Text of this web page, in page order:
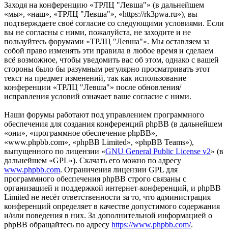
Заходя на конференцию «ТРЛЦ "Левша"» (в дальнейшем
«мы», «наш», «ТРЛЦ "Левша"», «https://rk3pwa.ru»), вы
подтверждаете своё согласие со следующими условиями. Если
вы не согласны с ними, пожалуйста, не заходите и не
пользуйтесь форумами «ТРЛЦ "Левша"». Мы оставляем за
собой право изменять эти правила в любое время и сделаем
всё возможное, чтобы уведомить вас об этом, однако с вашей
стороны было бы разумным регулярно просматривать этот
текст на предмет изменений, так как использование
конференции «ТРЛЦ "Левша"» после обновления/
исправления условий означает ваше согласие с ними.
Наши форумы работают под управлением программного
обеспечения для создания конференций phpBB (в дальнейшем
«они», «программное обеспечение phpBB»,
«www.phpbb.com», «phpBB Limited», «phpBB Teams»),
выпущенного по лицензии «GNU General Public License v2» (в
дальнейшем «GPL»). Скачать его можно по адресу
www.phpbb.com. Ограничения лицензии GPL для
программного обеспечения phpBB строго связаны с
организацией и поддержкой интернет-конференций, и phpBB
Limited не несёт ответственности за то, что администрация
конференций определяет в качестве допустимого содержания
и/или поведения в них. За дополнительной информацией о
phpBB обращайтесь по адресу https://www.phpbb.com/.